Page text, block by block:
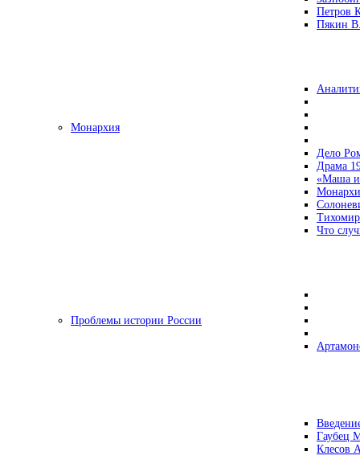
Петров
Пякин
Монархия
Дело
Драма
«Маша и
Что
Проблемы истории России
Гаубец
Клесов